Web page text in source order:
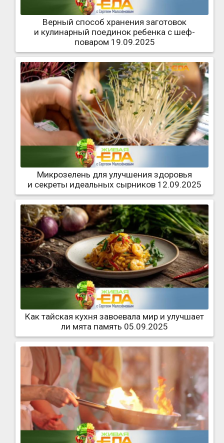
Верный способ хранения заготовок
и кулинарный поединок ребенка с шеф-
поваром 19.09.2025
Микрозелень для улучшения здоровья
и секреты идеальных сырников 12.09.2025
Как тайская кухня завоевала мир и улучшает
ли мята память 05.09.2025